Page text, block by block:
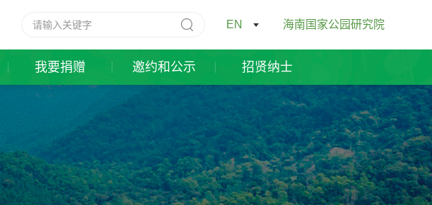
EN 海南国家公园研究院
我要捐赠 邀约和公示 招贤纳士